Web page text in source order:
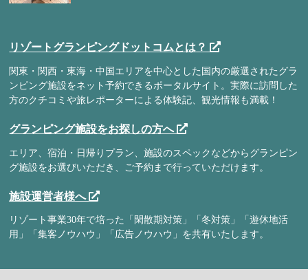
リゾートグランピングドットコムとは？
関東・関西・東海・中国エリアを中心とした国内の厳選されたグラ
ンピング施設をネット予約できるポータルサイト。実際に訪問した
方のクチコミや旅レポーターによる体験記、観光情報も満載！
グランピング施設をお探しの方へ
エリア、宿泊・日帰りプラン、施設のスペックなどからグランピン
グ施設をお選びいただき、ご予約まで行っていただけます。
施設運営者様へ
リゾート事業30年で培った「閑散期対策」「冬対策」「遊休地活
用」「集客ノウハウ」「広告ノウハウ」を共有いたします。